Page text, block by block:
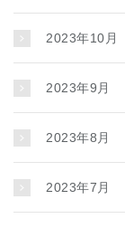
2023年10月
2023年9月
2023年8月
2023年7月